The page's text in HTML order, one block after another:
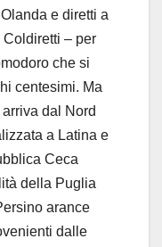
e diretti a
– per
che si
centesimi. Ma
dal Nord
a Latina e
Ceca
della Puglia
arance
dalle